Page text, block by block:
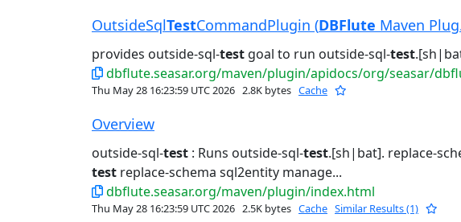
OutsideSqlTestCommandPlugin (DBFlute Maven
provides outside-sql-test goal to run outside-sql-test
dbflute.seasar.org/maven/plugin/apidocs/org/seasar/dbflute/
Thu May 28 16:23:59 UTC 2026 2.8K bytes Cache
Overview
outside-sql-test : Runs outside-sql-test.[sh|bat]. replace-
test replace-schema sql2entity manage...
dbflute.seasar.org/maven/plugin/index.html
Thu May 28 16:23:59 UTC 2026 2.5K bytes Cache Similar Results (1)